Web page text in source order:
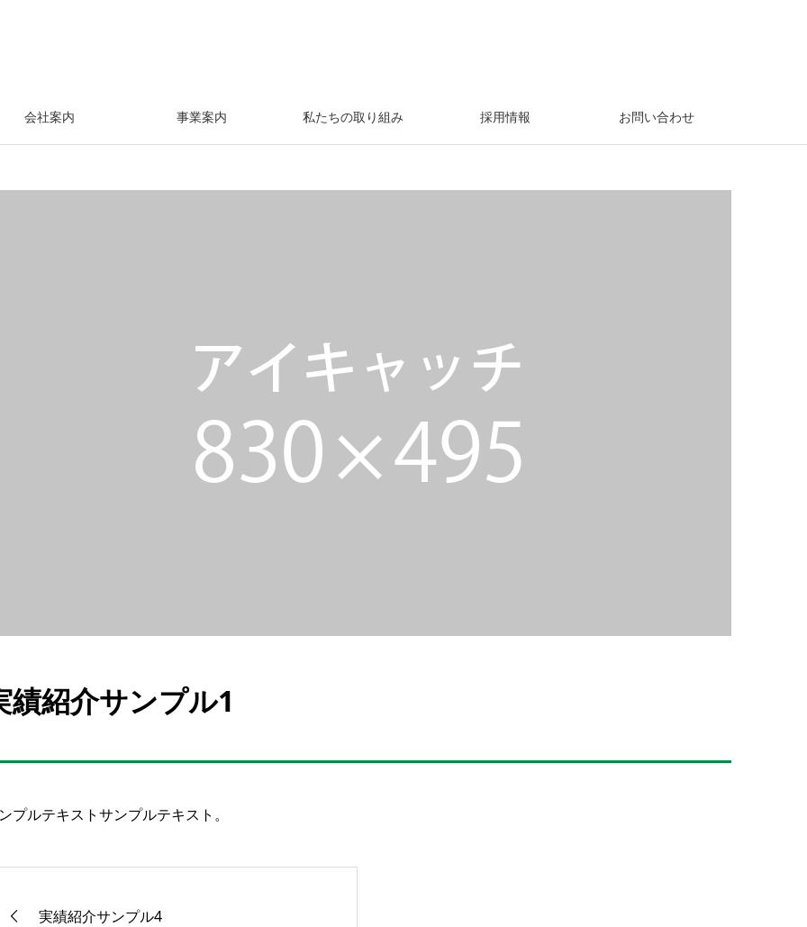
会社案内 事業案内 私たちの取り組み 採用情報 お問い合わせ
績紹介サンプル1
プルテキストサンプルテキスト。
実績紹介サンプル4